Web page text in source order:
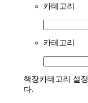
카테고리
카테고리
책장카테고리 설
다.